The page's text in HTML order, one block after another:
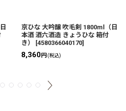
京ひな 大吟醸 吹毛剣 1800ml（日
本酒 酒六酒造 きょうひな 箱付
き）
[4580366040170]
8,360円 (税込)